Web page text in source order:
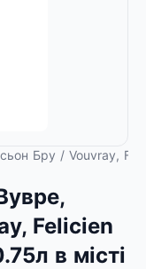
Бру / Vouvray,
Felicien
в місті